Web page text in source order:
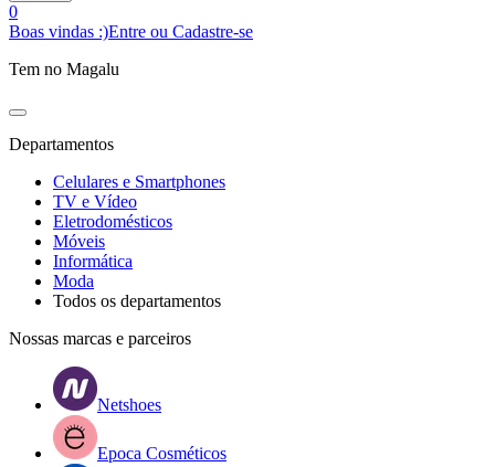
0
Boas vindas :)Entre ou Cadastre-se
Tem no Magalu
Departamentos
Celulares e Smartphones
TV e Vídeo
Eletrodomésticos
Móveis
Informática
Moda
Todos os departamentos
Nossas marcas e parceiros
Netshoes
Epoca Cosméticos